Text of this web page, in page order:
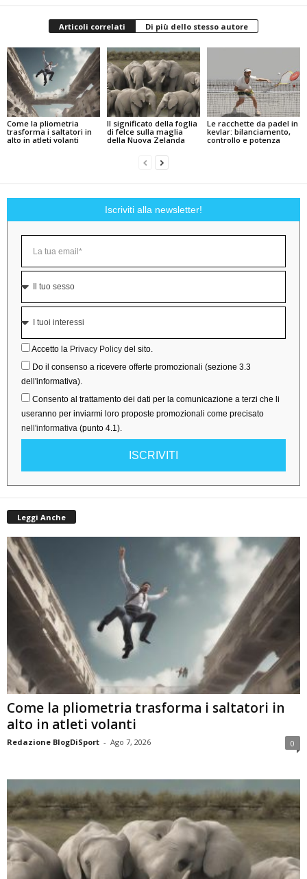
Articoli correlati Di più dello stesso autore
Come la pliometria
trasforma i saltatori in
alto in atleti volanti
Il significato della foglia
di felce sulla maglia
della Nuova Zelanda
Le racchette da padel in
kevlar: bilanciamento,
controllo e potenza
Iscriviti alla newsletter!
Accetto la Privacy Policy del sito.
Do il consenso a ricevere offerte promozionali (sezione 3.3
dell'informativa).
Consento al trattamento dei dati per la comunicazione a terzi che li
useranno per inviarmi loro proposte promozionali come precisato
nell'informativa (punto 4.1).
ISCRIVITI
Leggi Anche
Come la pliometria trasforma i saltatori in
alto in atleti volanti
Redazione BlogDiSport - Ago 7, 2026 0